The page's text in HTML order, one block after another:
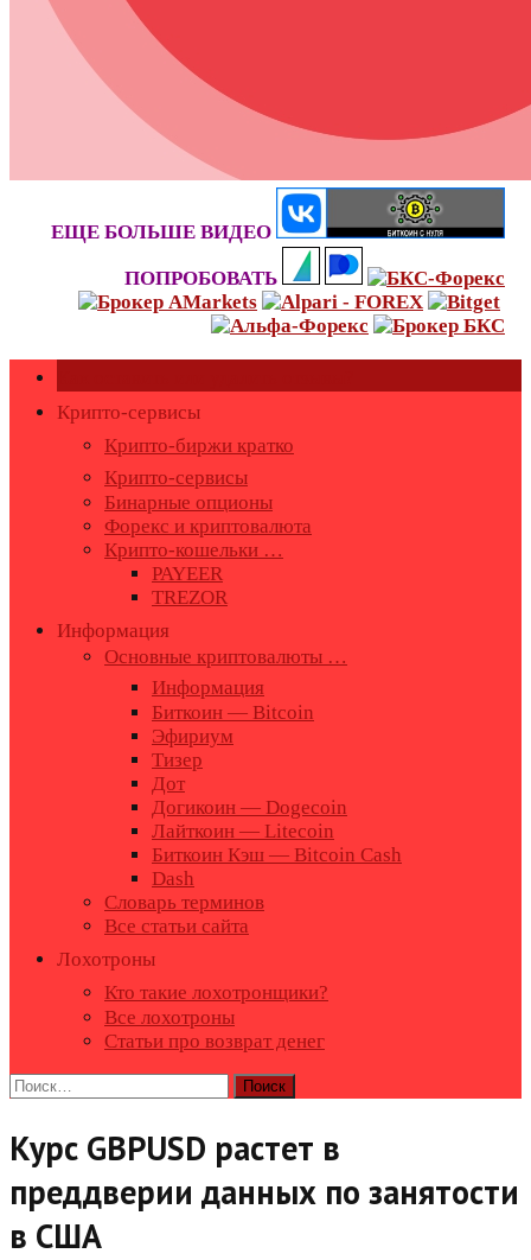
ЕЩЕ БОЛЬШЕ ВИДЕО
ПОПРОБОВАТЬ
Крипто-сервисы
Крипто-биржи кратко
Крипто-сервисы
Бинарные опционы
Форекс и криптовалюта
Крипто-кошельки …
PAYEER
TREZOR
Информация
Основные криптовалюты …
Информация
Биткоин — Bitcoin
Эфириум
Тизер
Дот
Догикоин — Dogecoin
Лайткоин — Litecoin
Биткоин Кэш — Bitcoin Cash
Dash
Словарь терминов
Все статьи сайта
Лохотроны
Кто такие лохотронщики?
Все лохотроны
Статьи про возврат денег
Найти:
Курс GBPUSD растет в
преддверии данных по занятости
в США